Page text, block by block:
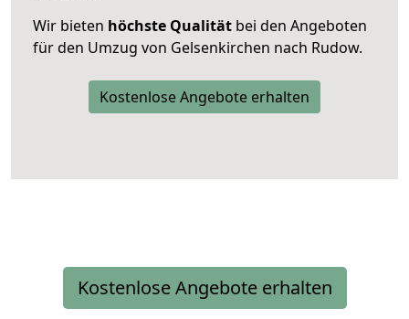
Wir bieten höchste Qualität bei den Angeboten
für den Umzug von Gelsenkirchen nach Rudow.
Kostenlose Angebote erhalten
Kostenlose Angebote erhalten